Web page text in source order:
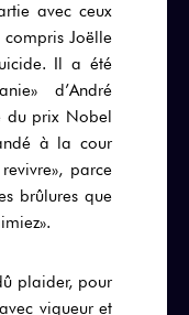
avec ceux
Joëlle
Il a été
d’André
du prix Nobel
à la cour
parce
brûlures que
plaider, pour
vigueur et